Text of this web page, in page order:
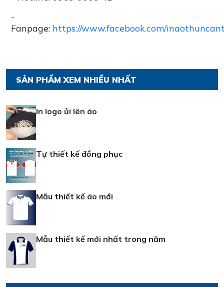
-
Fanpage: https://www.facebook.com/
SẢN PHẨM XEM NHIỀU NHẤT
In logo ủi lên áo
Tự thiết kế đồng phục
Mẫu thiết kế áo mới
Mẫu thiết kế mới nhất trong năm